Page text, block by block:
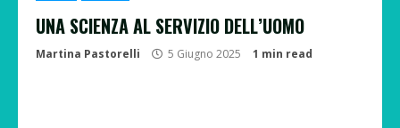
UNA SCIENZA AL SERVIZIO DELL’UOMO
Martina Pastorelli 5 Giugno 2025 1 min read